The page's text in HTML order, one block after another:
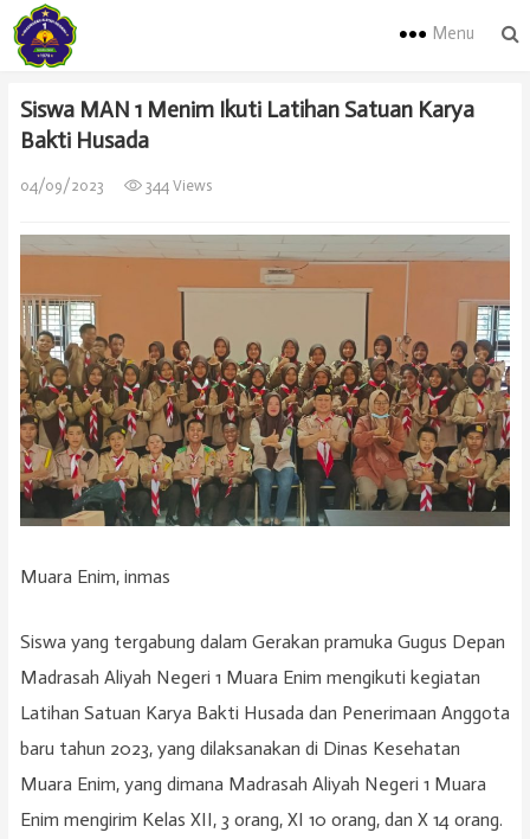
Menu
Siswa MAN 1 Menim Ikuti Latihan Satuan Karya
Bakti Husada
04/09/2023 344 Views
Muara Enim, inmas
Siswa yang tergabung dalam Gerakan pramuka Gugus Depan
Madrasah Aliyah Negeri 1 Muara Enim mengikuti kegiatan
Latihan Satuan Karya Bakti Husada dan Penerimaan Anggota
baru tahun 2023, yang dilaksanakan di Dinas Kesehatan
Muara Enim, yang dimana Madrasah Aliyah Negeri 1 Muara
Enim mengirim Kelas XII, 3 orang, XI 10 orang, dan X 14 orang.